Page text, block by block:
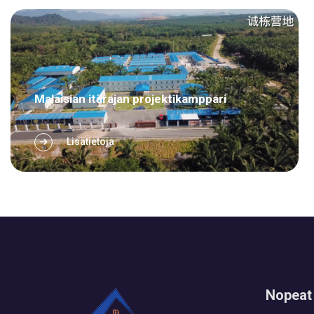
valvonta- ja hyväksyntäprosessin &...
Malaisian itärajan projektikamppari
Lisätietoja